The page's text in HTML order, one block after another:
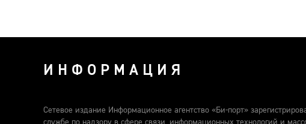
ИНФОРМАЦИЯ
Сетевое издание Информационное агентство «Би-порт»